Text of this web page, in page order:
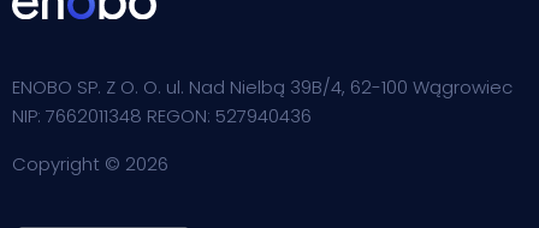
ENOBO SP. Z O. O. ul. Nad Nielbą 39B/4, 62-100 Wągrowiec
NIP: 7662011348 REGON: 527940436
Copyright © 2026